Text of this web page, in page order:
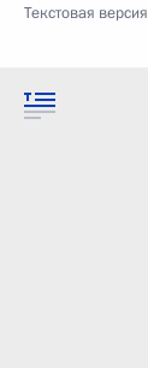
Текстовая версия